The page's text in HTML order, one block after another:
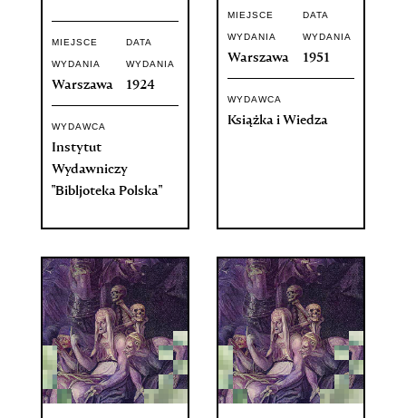
MIEJSCE
WYDANIA
Warszawa
DATA
WYDANIA
1924
WYDAWCA
Instytut
Wydawniczy
"Bibljoteka Polska"
MIEJSCE
WYDANIA
Warszawa
DATA
WYDANIA
1951
WYDAWCA
Książka i Wiedza